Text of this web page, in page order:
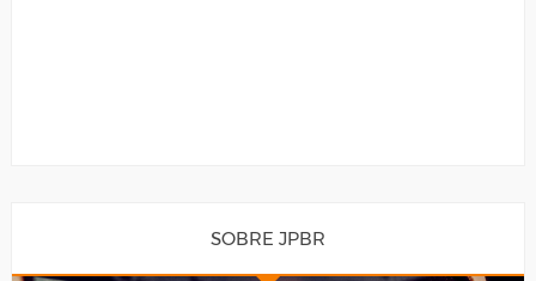
SOBRE JPBR